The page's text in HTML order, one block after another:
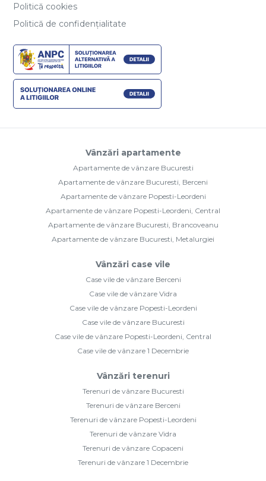
Politică cookies
Politică de confidențialitate
Vânzări apartamente
Apartamente de vânzare Bucuresti
Apartamente de vânzare Bucuresti, Berceni
Apartamente de vânzare Popesti-Leordeni
Apartamente de vânzare Popesti-Leordeni, Central
Apartamente de vânzare Bucuresti, Brancoveanu
Apartamente de vânzare Bucuresti, Metalurgiei
Vânzări case vile
Case vile de vânzare Berceni
Case vile de vânzare Vidra
Case vile de vânzare Popesti-Leordeni
Case vile de vânzare Bucuresti
Case vile de vânzare Popesti-Leordeni, Central
Case vile de vânzare 1 Decembrie
Vânzări terenuri
Terenuri de vânzare Bucuresti
Terenuri de vânzare Berceni
Terenuri de vânzare Popesti-Leordeni
Terenuri de vânzare Vidra
Terenuri de vânzare Copaceni
Terenuri de vânzare 1 Decembrie